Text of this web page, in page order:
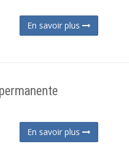
En savoir plus
En savoir plus